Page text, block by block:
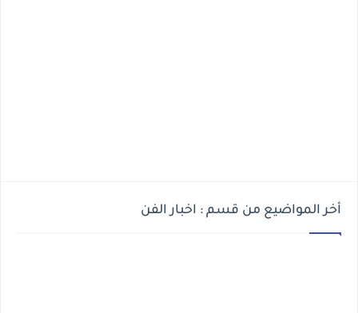
أخر المواضيع من قسم : اخبار الفن